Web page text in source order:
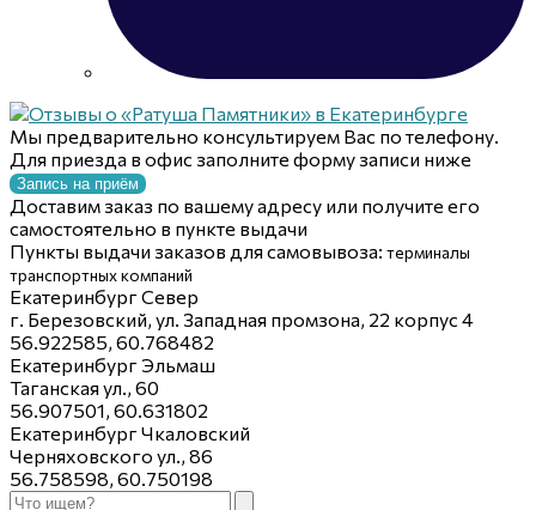
Мы предварительно консультируем Вас по телефону.
Для приезда в офис заполните форму записи ниже
Запись на приём
Доставим заказ по вашему адресу или получите его
самостоятельно в пункте выдачи
Пункты выдачи заказов для самовывоза: терминалы
транспортных компаний
Екатеринбург Север
г. Березовский, ул. Западная промзона, 22 корпус 4
56.922585, 60.768482
Екатеринбург Эльмаш
Таганская ул., 60
56.907501, 60.631802
Екатеринбург Чкаловский
Черняховского ул., 86
56.758598, 60.750198